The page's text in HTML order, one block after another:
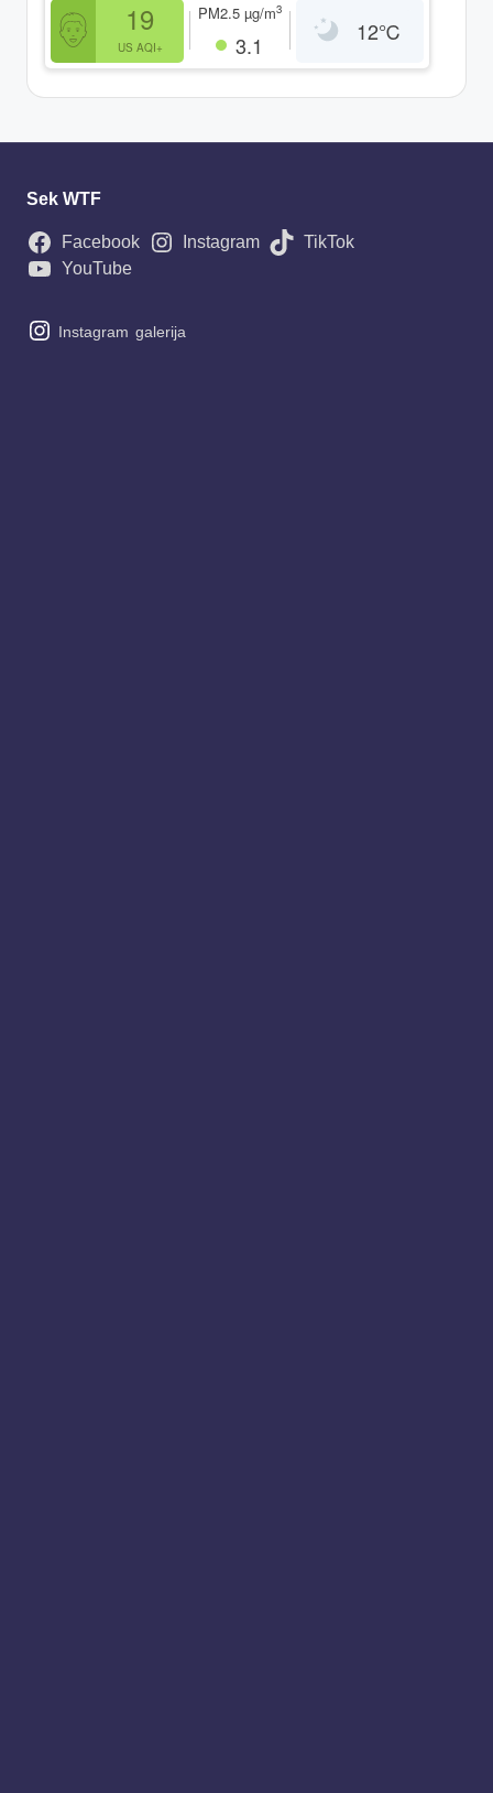
19
US AQI+
PM2.5 µg/m3
3.1
12℃
Sek WTF
Facebook Instagram
TikTok
YouTube
Instagram galerija